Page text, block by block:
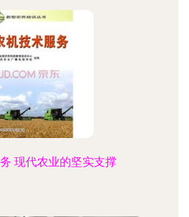
现代农业的坚实支撑